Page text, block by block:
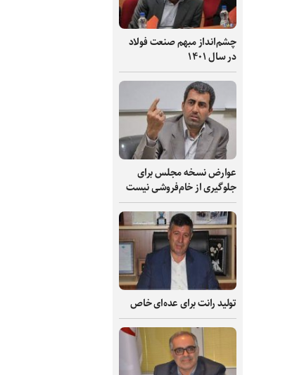
چشم‌انداز مبهم صنعت فولاد
در سال ۱۴۰۱
عوارض نسخه مجلس برای
جلوگیری از خام‌فروشی نیست
تولید رانت برای عده‌ای خاص